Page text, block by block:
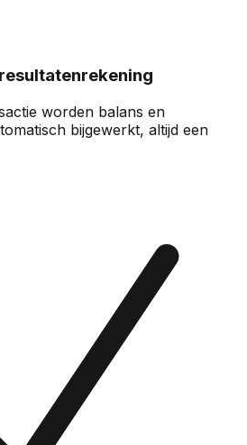
worden balans en
bijgewerkt, altijd een